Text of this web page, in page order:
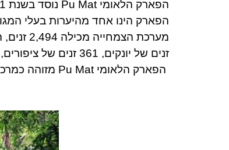
הפארק הלאומי Pu Mat נוסד בשנת 2001
הפארק הינו אחד מהיערות בעלי
זנים של יונקים, 361 זנים של ציפורים, 459 זנים של פרפרים, 53 זנים של זוחלים, 33 זנים של דו חיים, 83 זנים של נמלים, 1,084 זנים של חרקים.
הפארק הלאומי Pu Mat מזוהה כמרכז שמורת הביוספרה